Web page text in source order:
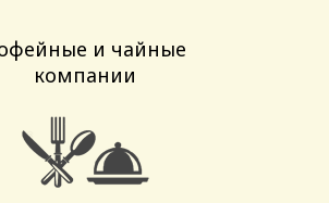
и чайные
компании